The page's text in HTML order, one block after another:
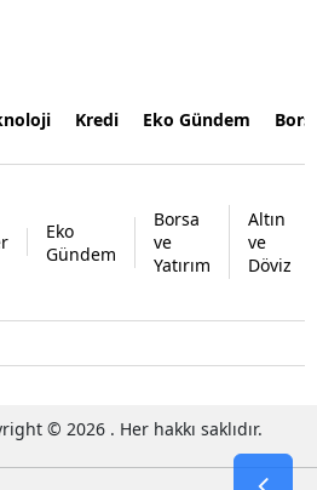
Kredi Eko Gündem
Eko
Gündem
Borsa
ve
Yatırım
Altın
ve
Döviz
© 2026 . Her hakkı saklıdır.